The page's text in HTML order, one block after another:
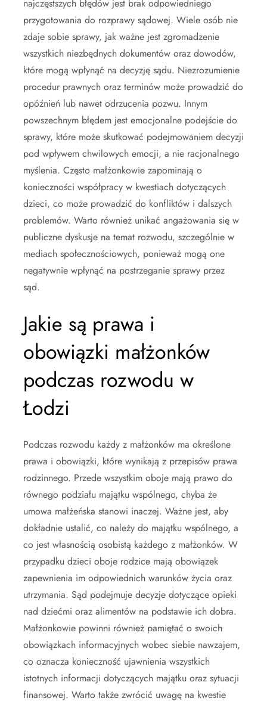
najczęstszych błędów jest brak odpowiedniego
przygotowania do rozprawy sądowej. Wiele osób nie
zdaje sobie sprawy, jak ważne jest zgromadzenie
wszystkich niezbędnych dokumentów oraz dowodów,
które mogą wpłynąć na decyzję sądu. Niezrozumienie
procedur prawnych oraz terminów może prowadzić do
opóźnień lub nawet odrzucenia pozwu. Innym
powszechnym błędem jest emocjonalne podejście do
sprawy, które może skutkować podejmowaniem decyzji
pod wpływem chwilowych emocji, a nie racjonalnego
myślenia. Często małżonkowie zapominają o
konieczności współpracy w kwestiach dotyczących
dzieci, co może prowadzić do konfliktów i dalszych
problemów. Warto również unikać angażowania się w
publiczne dyskusje na temat rozwodu, szczególnie w
mediach społecznościowych, ponieważ mogą one
negatywnie wpłynąć na postrzeganie sprawy przez
sąd.
Jakie są prawa i
obowiązki małżonków
podczas rozwodu w
Łodzi
Podczas rozwodu każdy z małżonków ma określone
prawa i obowiązki, które wynikają z przepisów prawa
rodzinnego. Przede wszystkim oboje mają prawo do
równego podziału majątku wspólnego, chyba że
umowa małżeńska stanowi inaczej. Ważne jest, aby
dokładnie ustalić, co należy do majątku wspólnego, a
co jest własnością osobistą każdego z małżonków. W
przypadku dzieci oboje rodzice mają obowiązek
zapewnienia im odpowiednich warunków życia oraz
utrzymania. Sąd podejmuje decyzje dotyczące opieki
nad dziećmi oraz alimentów na podstawie ich dobra.
Małżonkowie powinni również pamiętać o swoich
obowiązkach informacyjnych wobec siebie nawzajem,
co oznacza konieczność ujawnienia wszystkich
istotnych informacji dotyczących majątku oraz sytuacji
finansowej. Warto także zwrócić uwagę na kwestie